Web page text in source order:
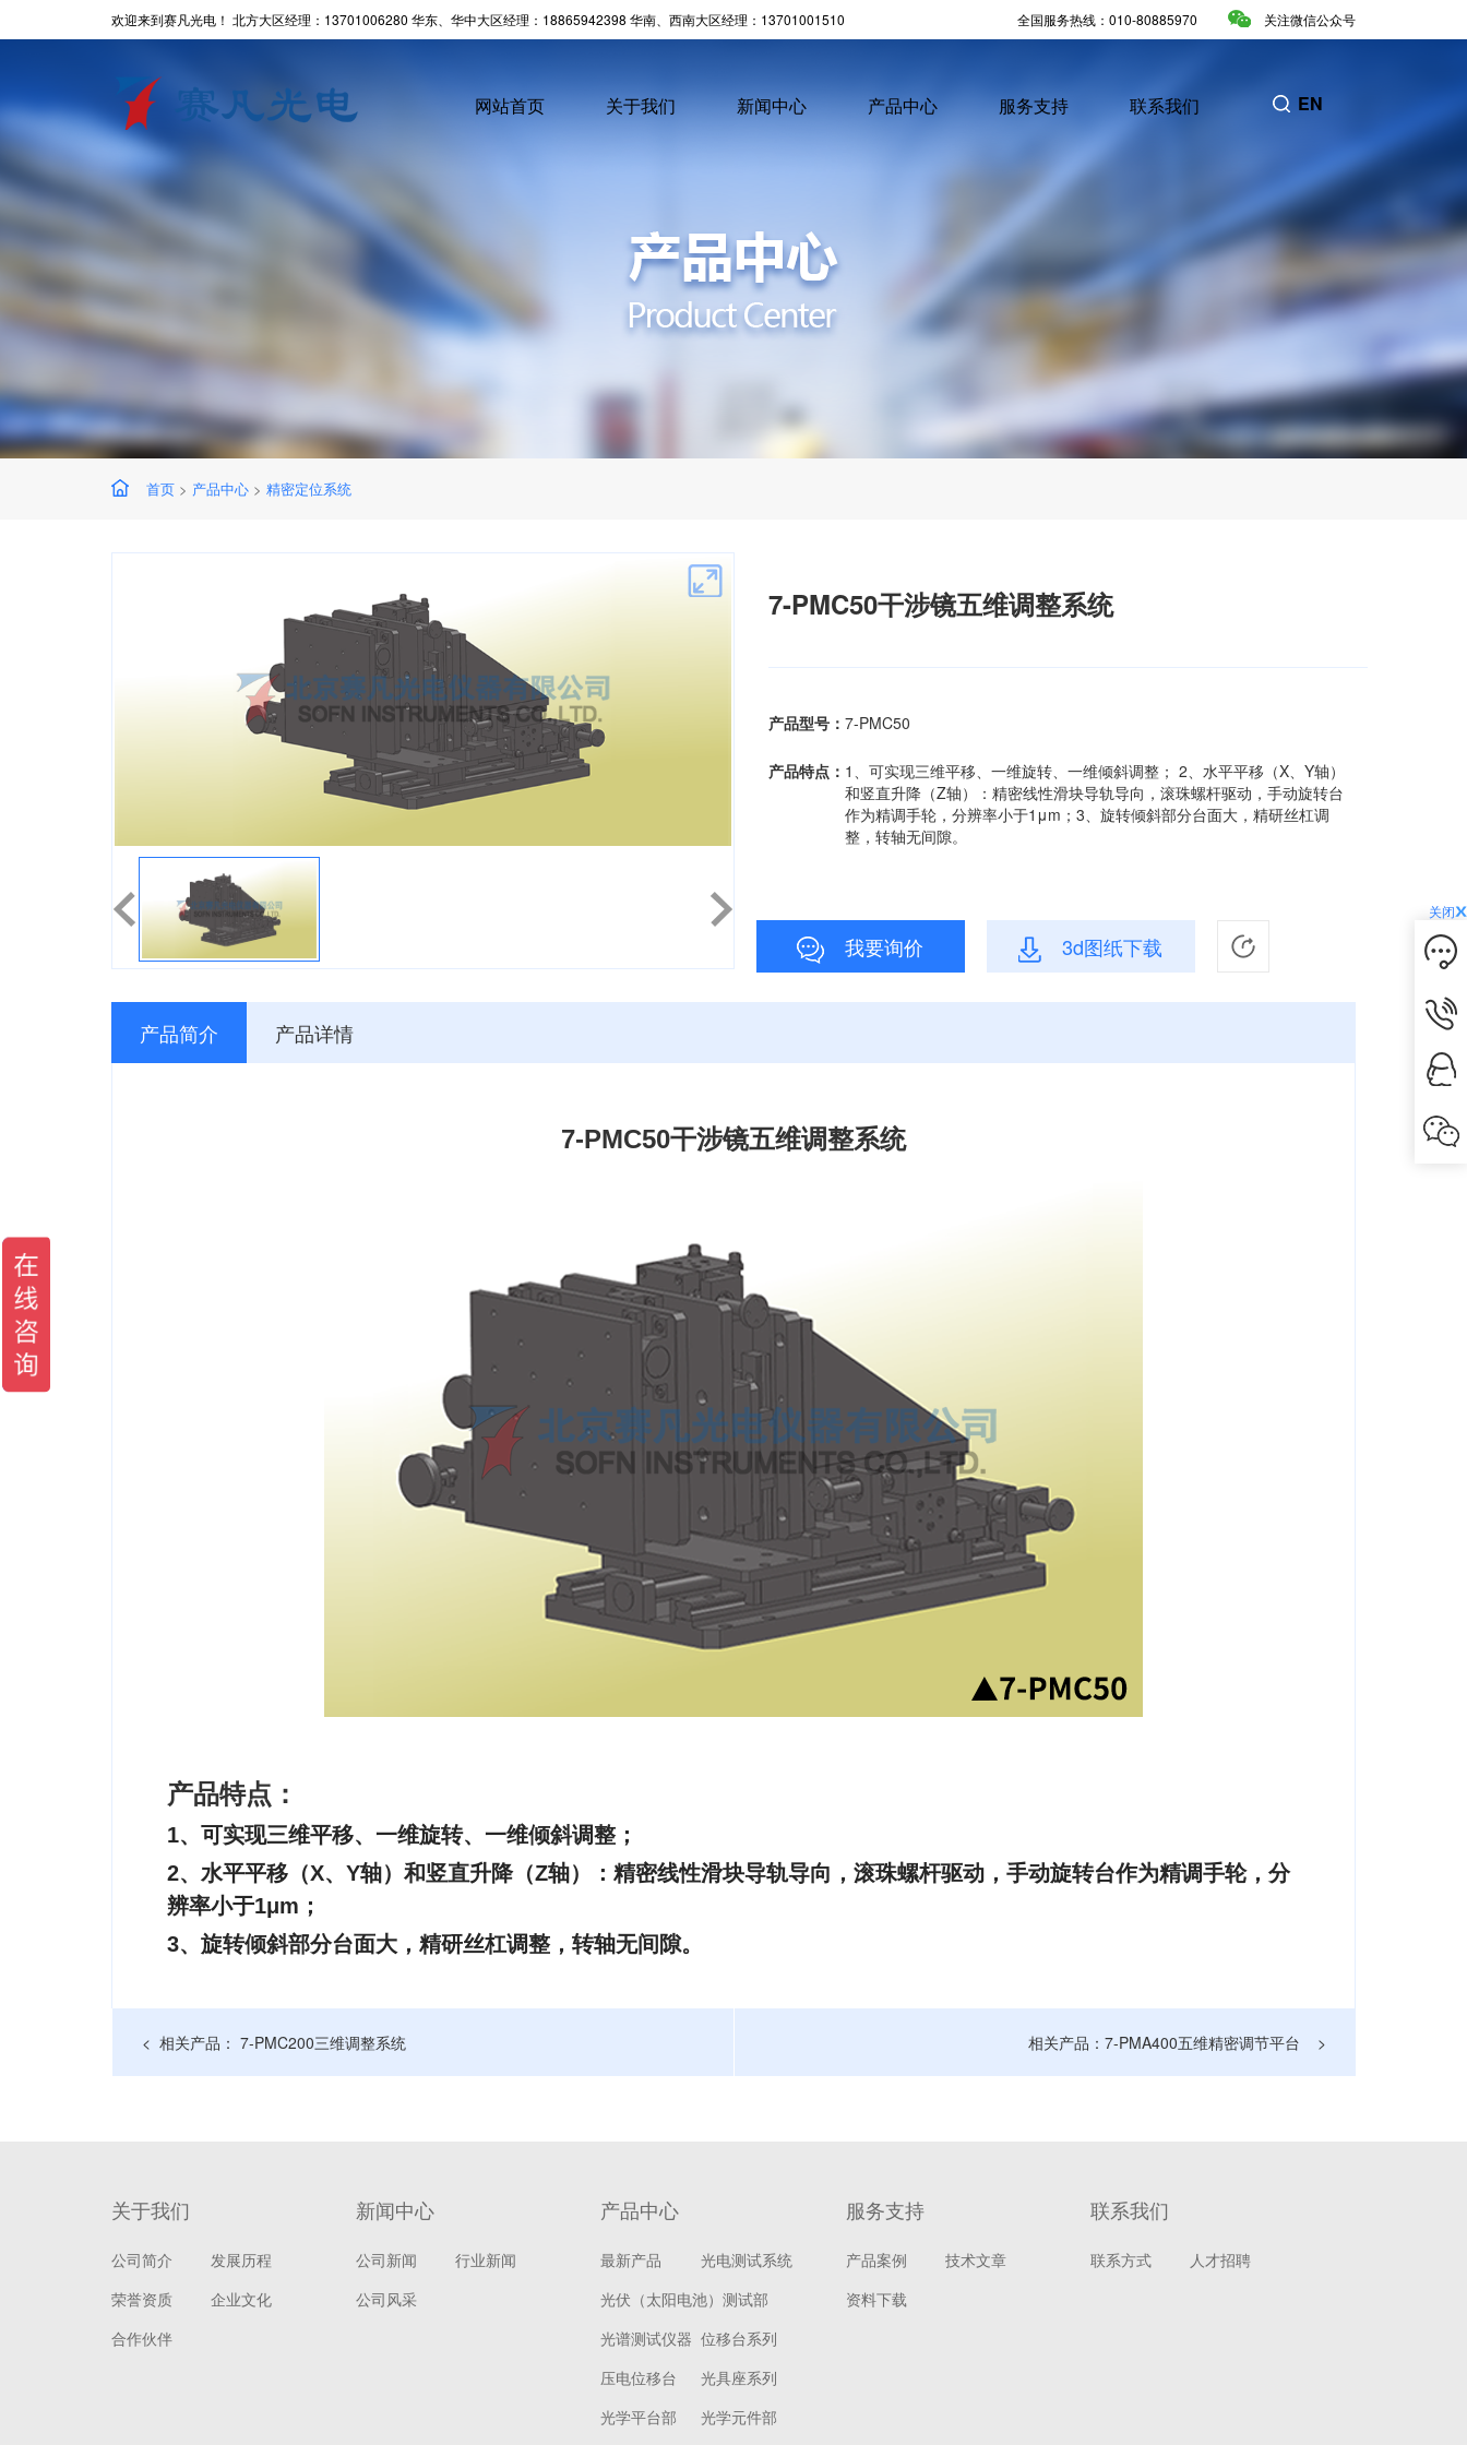
欢迎来到赛凡光电！ 北方大区经理：13701006280 华东、华中大区经理：18865942398 华南、西南大区经理：13701001510 全国服务热线：010-80885970 关注微信公众号
网站首页 关于我们 新闻中心 产品中心 服务支持 联系我们 EN
首页 > 产品中心 > 精密定位系统
7-PMC50干涉镜五维调整系统
产品型号： 7-PMC50
产品特点： ​1、可实现三维平移、一维旋转、一维倾斜调整； 2、水平平移（X、Y轴）
和竖直升降（Z轴）：精密线性滑块导轨导向，滚珠螺杆驱动，手动旋转台
作为精调手轮，分辨率小于1μm；3、旋转倾斜部分台面大，精研丝杠调
整，转轴无间隙。
我要询价 3d图纸下载
产品简介 产品详情
7-PMC50干涉镜五维调整系统
产品特点：
1、可实现三维平移、一维旋转、一维倾斜调整；
2、水平平移（X、Y轴）和竖直升降（Z轴）：精密线性滑块导轨导向，滚珠螺杆驱动，手动旋转台作为精调手轮，分
辨率小于1μm；
3、旋转倾斜部分台面大，精研丝杠调整，转轴无间隙。
< 相关产品： 7-PMC200三维调整系统 相关产品：7-PMA400五维精密调节平台 >
关于我们
公司简介
发展历程
荣誉资质
企业文化
合作伙伴
新闻中心
公司新闻
行业新闻
公司风采
产品中心
最新产品
光电测试系统
光伏（太阳电池）测试部
光谱测试仪器 位移台系列
压电位移台
光具座系列
光学平台部
光学元件部
服务支持
产品案例
技术文章
资料下载
联系我们
联系方式 人才招聘
关闭